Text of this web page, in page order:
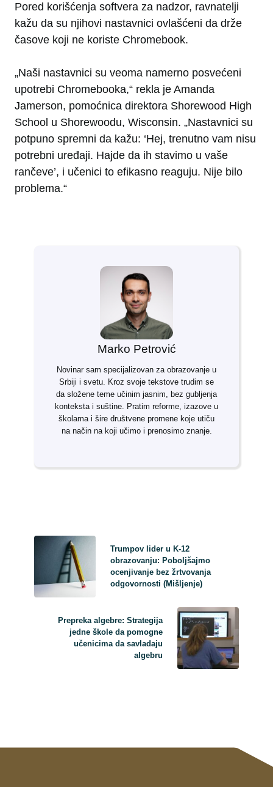
Pored korišćenja softvera za nadzor, ravnatelji
kažu da su njihovi nastavnici ovlašćeni da drže
časove koji ne koriste Chromebook.
„Naši nastavnici su veoma namerno posvećeni
upotrebi Chromebooka,“ rekla je Amanda
Jamerson, pomoćnica direktora Shorewood High
School u Shorewoodu, Wisconsin. „Nastavnici su
potpuno spremni da kažu: ‘Hej, trenutno vam nisu
potrebni uređaji. Hajde da ih stavimo u vaše
rančeve’, i učenici to efikasno reaguju. Nije bilo
problema.“
Marko Petrović
Novinar sam specijalizovan za obrazovanje u
Srbiji i svetu. Kroz svoje tekstove trudim se
da složene teme učinim jasnim, bez gubljenja
konteksta i suštine. Pratim reforme, izazove u
školama i šire društvene promene koje utiču
na način na koji učimo i prenosimo znanje.
Trumpov lider u K-12
obrazovanju: Poboljšajmo
ocenjivanje bez žrtvovanja
odgovornosti (Mišljenje)
Prepreka algebre: Strategija
jedne škole da pomogne
učenicima da savladaju
algebru